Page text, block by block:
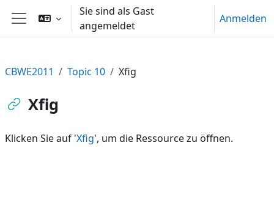
Zum Hauptinhalt
Website-Übersicht
Sie sind als Gast
angemeldet
Anmelden
CBWE2011 Topic 10 Xfig
Xfig
Klicken Sie auf 'Xfig', um die Ressource zu öffnen.